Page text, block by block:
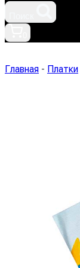
Главная - Платки